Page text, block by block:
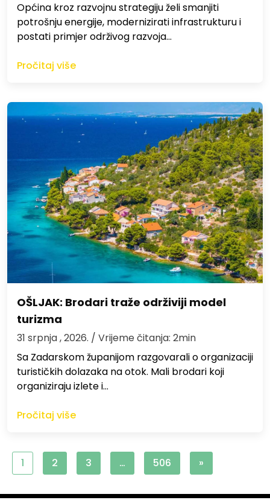
Općina kroz razvojnu strategiju želi smanjiti
potrošnju energije, modernizirati infrastrukturu i
postati primjer održivog razvoja…
Pročitaj više
OŠLJAK: Brodari traže održiviji model
turizma
31 srpnja , 2026. / Vrijeme čitanja: 2min
Sa Zadarskom županijom razgovarali o organizaciji
turističkih dolazaka na otok. Mali brodari koji
organiziraju izlete i…
Pročitaj više
1 2 3 … 506 »